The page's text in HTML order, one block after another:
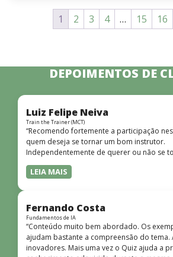
1 2 3 4 … 15 16
DEPOIMENTOS DE
Luiz Felipe Neiva
Train the Trainer (MCT)
“Recomendo fortemente a participação
quem deseja se tornar um bom instrutor.
Independentemente de querer ou não se
LEIA MAIS
Fernando Costa
Fundamentos de IA
“Conteúdo muito bem abordado. Os
ajudam bastante a compreensão do tema.
inovadores. Mais uma vez o Quiz ajuda a